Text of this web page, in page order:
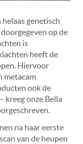
genetisch
op de
is
heeft de
Hiervoor
metacam
ook de
kreeg onze Bella
na haar eerste
van de heupen